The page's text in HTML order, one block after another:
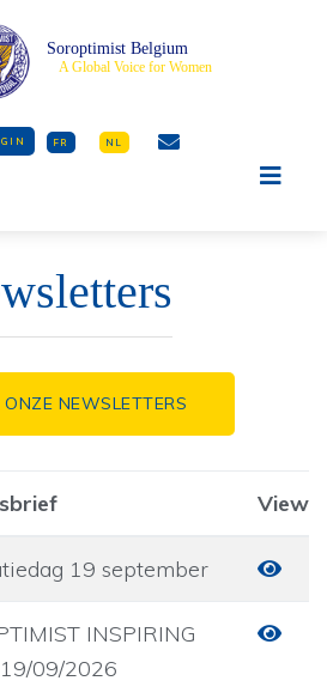
Soroptimist Belgium
A Global Voice for Women
FR NL
ONZE NEWSLETTERS
View
19 september
INSPIRING
09/2026